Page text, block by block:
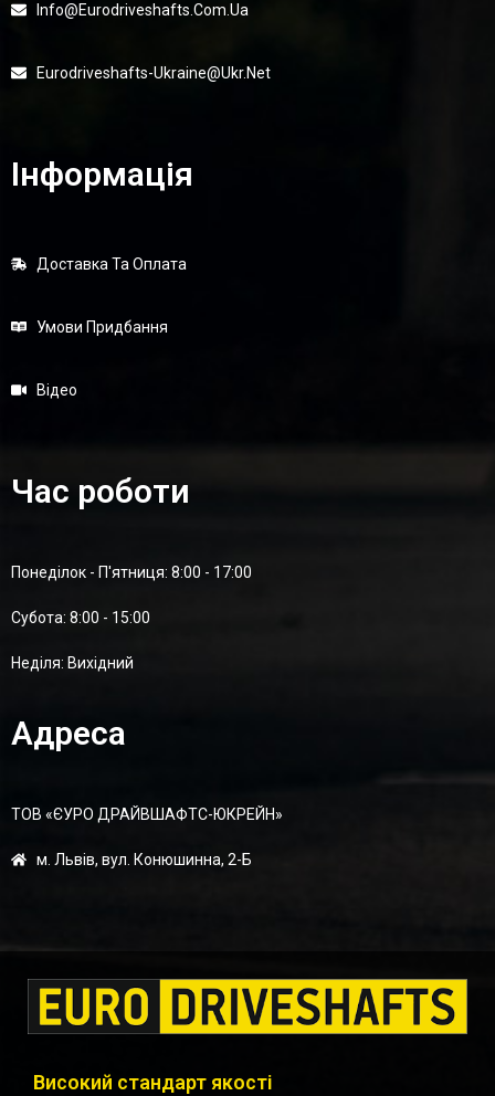
Info@eurodriveshafts.com.ua
Eurodriveshafts-Ukraine@ukr.net
Інформація
Доставка Та Оплата
Умови Придбання
Відео
Час роботи
Понеділок - П'ятниця: 8:00 - 17:00
Суботa: 8:00 - 15:00
Неділя: Вихідний
Адреса
ТОВ «ЄУРО ДРАЙВШАФТC-ЮКРЕЙН»
м. Львів, вул. Конюшинна, 2-Б
Високий стандарт якості